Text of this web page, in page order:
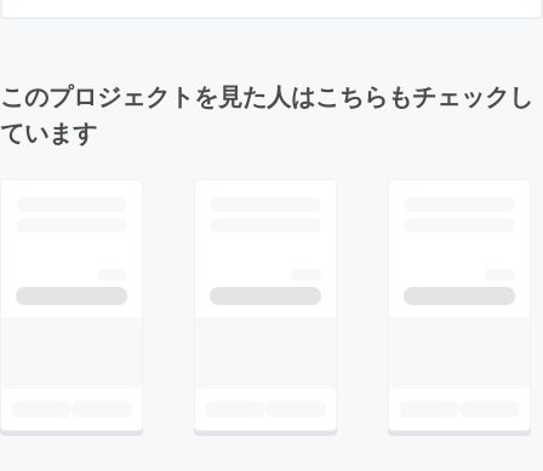
このプロジェクトを見た人はこちらもチェックし
ています